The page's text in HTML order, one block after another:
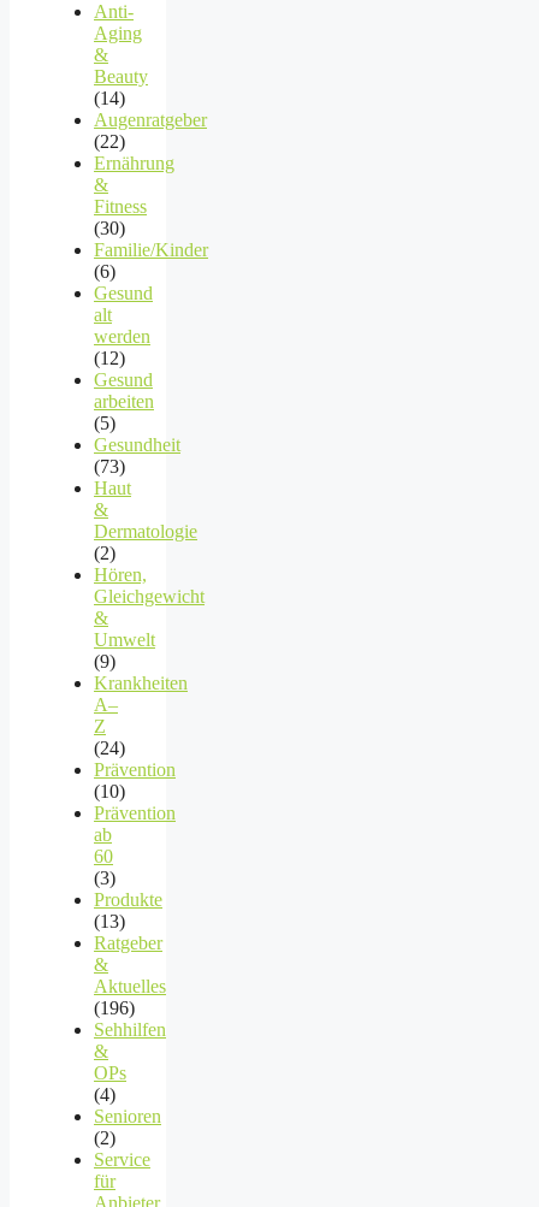
Anti-
Aging
&
Beauty
(14)
Augenratgeber
(22)
Ernährung
&
Fitness
(30)
Familie/Kinder
(6)
Gesund
alt
werden
(12)
Gesund
arbeiten
(5)
Gesundheit
(73)
Haut
&
Dermatologie
(2)
Hören,
Gleichgewicht
&
Umwelt
(9)
Krankheiten
A–
Z
(24)
Prävention
(10)
Prävention
ab
60
(3)
Produkte
(13)
Ratgeber
&
Aktuelles
(196)
Sehhilfen
&
OPs
(4)
Senioren
(2)
Service
für
Anbieter